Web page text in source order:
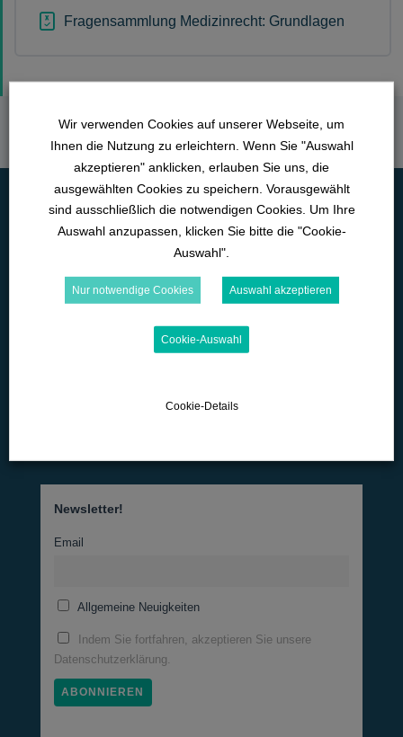
Fragensammlung Medizinrecht: Grundlagen
Newsletter!
Email
Allgemeine Neuigkeiten
Indem Sie fortfahren, akzeptieren Sie unsere
Datenschutzerklärung.
Wir verwenden Cookies auf unserer Webseite, um
Ihnen die Nutzung zu erleichtern. Wenn Sie "Auswahl
akzeptieren" anklicken, erlauben Sie uns, die
ausgewählten Cookies zu speichern. Vorausgewählt
sind ausschließlich die notwendigen Cookies. Um Ihre
Auswahl anzupassen, klicken Sie bitte die "Cookie-
Auswahl".
Nur notwendige Cookies Auswahl akzeptieren
Cookie-Auswahl
Cookie-Details